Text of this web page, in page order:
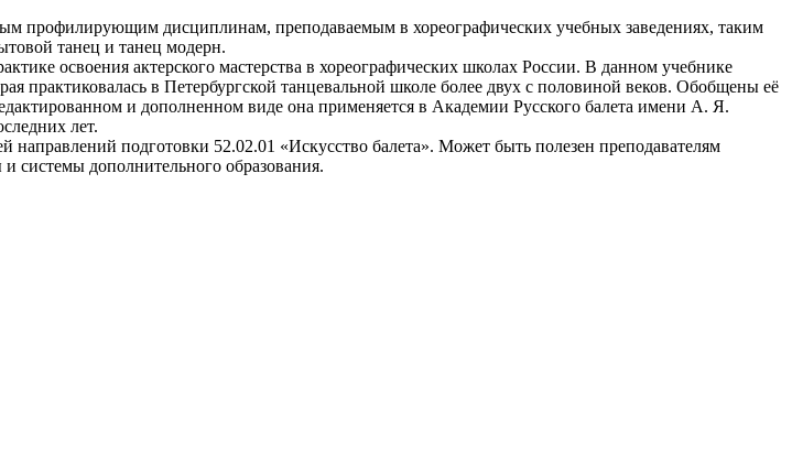
профилирующим дисциплинам, преподаваемым в хореографических учебных заведениях, таким
танец и танец модерн.
освоения актерского мастерства в хореографических школах России. В данном учебнике
практиковалась в Петербургской танцевальной школе более двух c половиной веков. Обобщены её
и дополненном виде она применяется в Академии Русского балета имени А. Я.
лет.
направлений подготовки 52.02.01 «Искусство балета». Может быть полезен преподавателям
системы дополнительного образования.